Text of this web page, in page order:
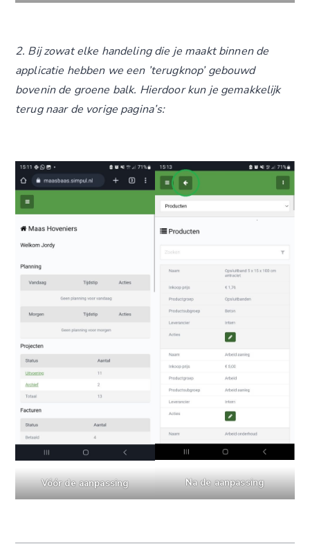
2. Bij zowat elke handeling die je maakt binnen de
applicatie hebben we een ’terugknop’ gebouwd
bovenin de groene balk. Hierdoor kun je gemakkelijk
terug naar de vorige pagina’s:
Vóór de aanpassing Na de aanpassing